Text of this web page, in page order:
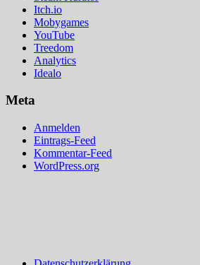
Itch.io
Mobygames
YouTube
Treedom
Analytics
Idealo
Meta
Anmelden
Eintrags-Feed
Kommentar-Feed
WordPress.org